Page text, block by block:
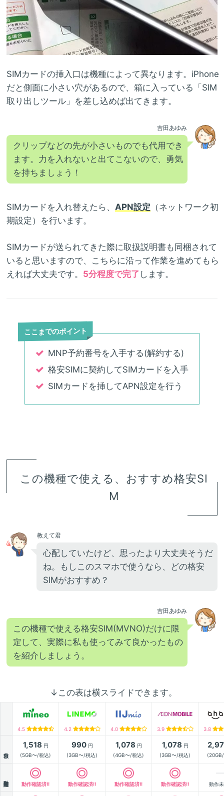
SIMカードの挿入口は機種によって異なります。iPhone
だと側面に小さい穴があるので、箱に入っている「SIM
取り出しツール」を差し込めば出てきます。
吉田あゆみ
クリップなどの先が小さいものでも代用でき
ます。力を入れないと出てこないので、勇気
を持ちましょう！
SIMカードを入れ替えたら、 APN設定 （ネットワーク初
期設定）を行います。
SIMカードが送られてきた際に取扱説明書も同梱されて
いると思いますので、こちらに沿って作業を進めてもら
えれば大丈夫です。 5分程度で完了 します。
ここまでのポイント
MNP予約番号を入手する(解約する)
格安SIMに契約してSIMカードを入手
SIMカードを挿してAPN設定を行う
この機種で使える、おすすめ格安SI
M
教えて君
心配していたけど、思ったより大丈夫そうだ
ね。もしこのスマホで使うなら、どの格安
SIMがおすすめ？
吉田あゆみ
この機種で使える格安SIM(MVNO)だけに限
定して、実際に私も使ってみて良かったもの
を紹介しましょう。
↓この表は横スライドできます。
4.5 4.2 4.0 3.9 3.8
1,518 円
(5GB〜/税込)
990円
(3GB〜/税込)
1,078 円
(4GB〜/税込)
1,078 円
(3GB〜/税込)
動作確認済!! 動作確認済!! 動作確認済!! 動作確認済!! 動作